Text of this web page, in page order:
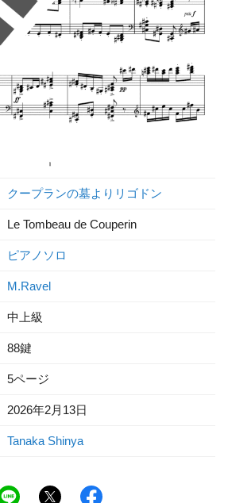
クープランの墓よりリゴドン
Le Tombeau de Couperin
ピアノソロ
M.Ravel
中上級
88鍵
5ページ
2026年2月13日
Tanaka Shinya